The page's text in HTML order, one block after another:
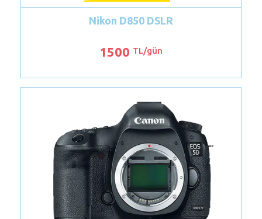
Nikon D800 DSLR
1100TL/gün